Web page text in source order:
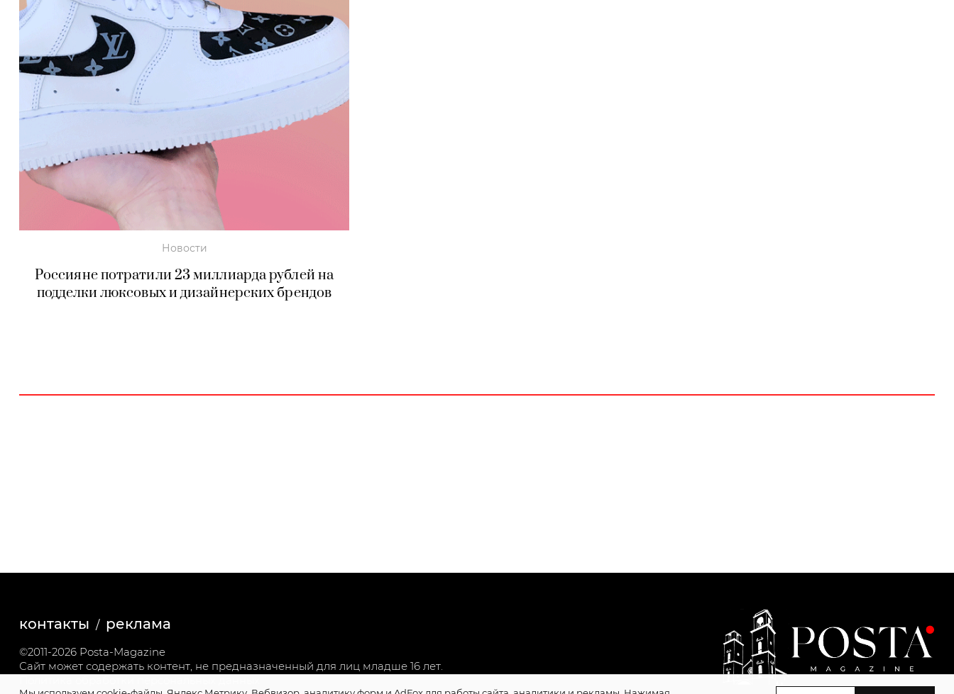
Новости
Россияне потратили 23 миллиарда рублей на
подделки люксовых и дизайнерских брендов
контакты реклама
©2011-2026 Posta-Magazine
Сайт может содержать контент, не предназначенный для лиц младше 16 лет.